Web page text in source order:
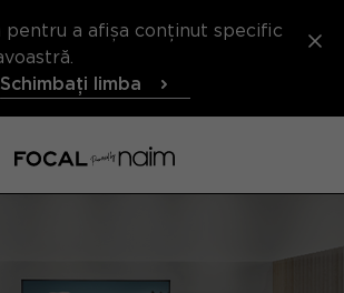
a afișa conținut specific
Schimbați limba